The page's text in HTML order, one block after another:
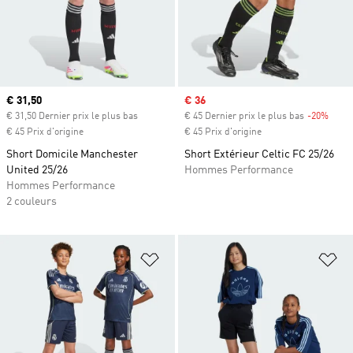
Prix actuel
€ 31,50
€ 31,50 Dernier prix le plus bas
€ 45 Prix d'origine
Short Domicile Manchester
United 25/26
Hommes Performance
2 couleurs
Prix soldé
€ 36
€ 45 Dernier prix le plus bas -20%
€ 45 Prix d'origine
Short Extérieur Celtic FC 25/26
Hommes Performance
Ajouter à la Liste de produits